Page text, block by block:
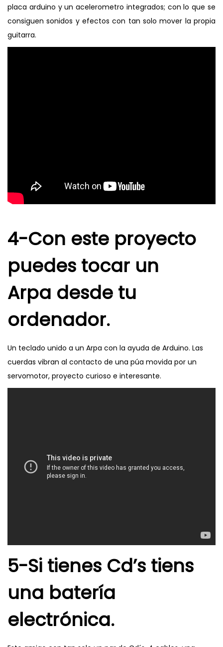
placa arduino y un acelerometro integrados; con lo que se
consiguen sonidos y efectos con tan solo mover la propia
guitarra.
4-Con este proyecto
puedes tocar un
Arpa desde tu
ordenador.
Un teclado unido a un Arpa con la ayuda de Arduino. Las
cuerdas vibran al contacto de una púa movida por un
servomotor, proyecto curioso e interesante.
5-Si tienes Cd’s tiens
una batería
electrónica.